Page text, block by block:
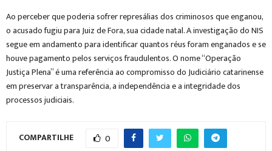
Ao perceber que poderia sofrer represálias dos criminosos que enganou,
o acusado fugiu para Juiz de Fora, sua cidade natal. A investigação do NIS
segue em andamento para identificar quantos réus foram enganados e se
houve pagamento pelos serviços fraudulentos. O nome “Operação
Justiça Plena” é uma referência ao compromisso do Judiciário catarinense
em preservar a transparência, a independência e a integridade dos
processos judiciais.
COMPARTILHE 0